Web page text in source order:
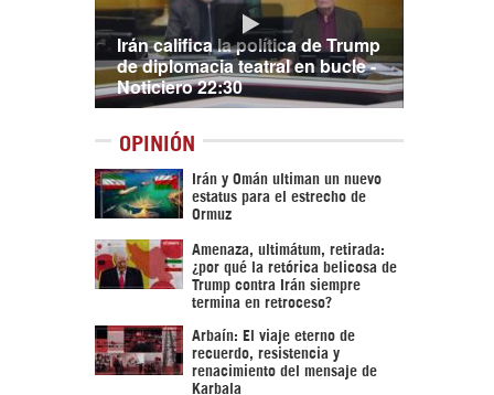
Irán califica la política de Trump
de diplomacia teatral en bucle -
Noticiero 22:30
OPINIÓN
Irán y Omán ultiman un nuevo
estatus para el estrecho de
Ormuz
Amenaza, ultimátum, retirada:
¿por qué la retórica belicosa de
Trump contra Irán siempre
termina en retroceso?
Arbaín: El viaje eterno de
recuerdo, resistencia y
renacimiento del mensaje de
Karbala